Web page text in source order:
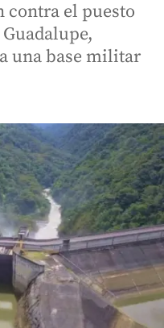
contra el puesto
una base militar